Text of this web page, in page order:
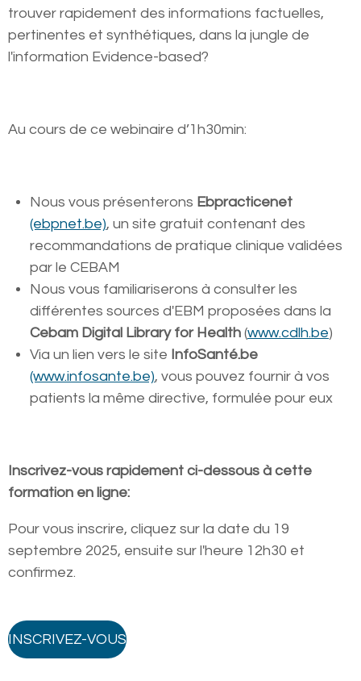
trouver rapidement des informations factuelles,
pertinentes et synthétiques, dans la jungle de
l'information Evidence-based?
Au cours de ce webinaire d’1h30min:
Nous vous présenterons Ebpracticenet
(ebpnet.be), un site gratuit contenant des
recommandations de pratique clinique validées
par le CEBAM
Nous vous familiariserons à consulter les
différentes sources d'EBM proposées dans la
Cebam Digital Library for Health (www.cdlh.be)
Via un lien vers le site InfoSanté.be
(www.infosante.be), vous pouvez fournir à vos
patients la même directive, formulée pour eux
Inscrivez-vous rapidement ci-dessous à cette
formation en ligne:
Pour vous inscrire, cliquez sur la date du 19
septembre 2025, ensuite sur l'heure 12h30 et
confirmez.
INSCRIVEZ-VOUS